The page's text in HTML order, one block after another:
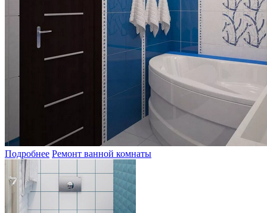
Подробнее Ремонт ванной комнаты